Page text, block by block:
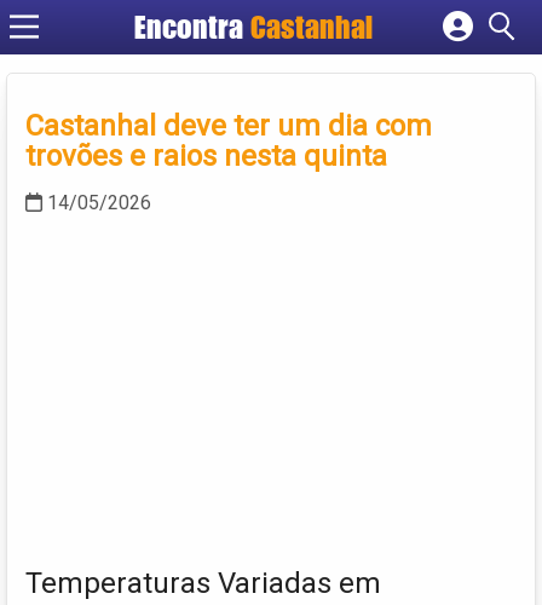
EncontraCastanhal
Cadastrar empresa
Criar conta
Castanhal deve ter um dia com
trovões e raios nesta quinta
14/05/2026
Temperaturas Variadas em